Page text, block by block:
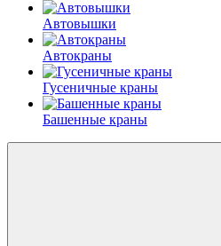
Автовышки
Автокраны
Гусеничные краны
Башенные краны